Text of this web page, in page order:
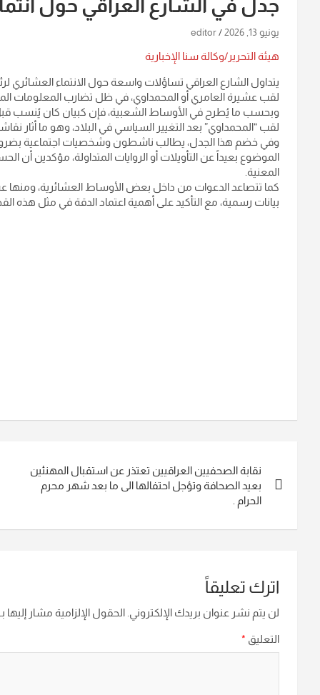
جدل في الشارع العراقي حول
يونيو 13, 2026 editor
هيئة التحرير/وكالة سنا الإخبارية
يتداول الشارع العراقي تساؤلات واسعة حول الانتماء العشائري
لقب عشيرة العامري أو المحمداوي، في ظل تضارب المعلومات
لقب “المحمداوي” بعد التغيير السياسي في البلاد، وهو ما أثار
وفي خضم هذا الجدل، يطالب ناشطون وشخصيات اجتماعية
الموضوع بعيداً عن التأويلات أو الروايات المتداولة، مؤكدين
المعنية.
كما تتصاعد الدعوات من داخل بعض الأوساط العشائرية، ومنها
بيانات رسمية، مع التأكيد على أهمية اعتماد الدقة في مثل هذه
المقالات
نقابة الصحفيين العراقيين تعتذر عن استقبال المهنئين
بعيد الصحافة وتؤجل احتفالها الى ما بعد شهر محرم
الحرام .
اترك تعليقاً
لن يتم نشر عنوان بريدك الإلكتروني. الحقول الإلزامية مشار إليها بـ
التعليق *